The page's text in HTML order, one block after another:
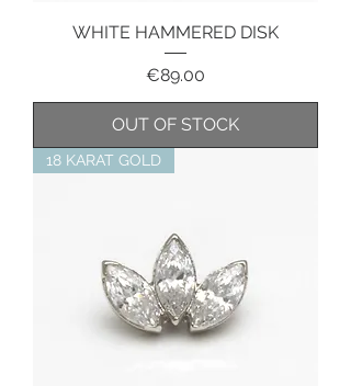
WHITE HAMMERED DISK
Price
€89.00
OUT OF STOCK
18 KARAT GOLD